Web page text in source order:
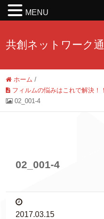
共創ネットワーク
ホーム /
フィルムの悩みはこれで解決！
02_001-4
02_001-4
2017.03.15
MENU